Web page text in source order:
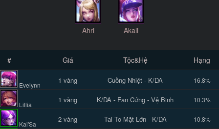
Ahri Akali
# Giá Tộc&Hệ Hạng
Evelynn
1 vàng Cuồng Nhiệt - K/DA 16.8%
Lillia
1 vàng K/DA - Fan Cứng - Vệ Binh 10.3%
Kai'Sa
2 vàng Tai To Mặt Lớn - K/DA 10.8%